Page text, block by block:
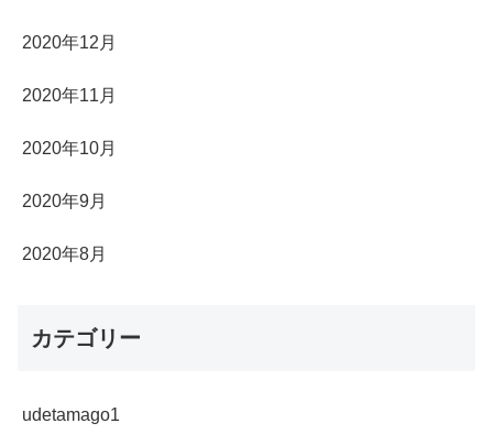
2020年12月
2020年11月
2020年10月
2020年9月
2020年8月
カテゴリー
udetamago1